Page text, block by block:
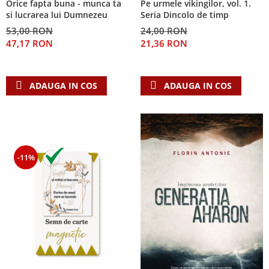
Despre afaceri
Dezvoltare personala
Leadership
Mediu
Orice fapta buna - munca ta
si lucrarea lui Dumnezeu
53,00 RON
47,17 RON
ADAUGA IN COS
Pe urmele vikingilor, vol. 1.
Seria Dincolo de timp
24,00 RON
21,36 RON
ADAUGA IN COS
-11%